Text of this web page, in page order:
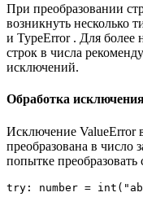
При преобразовании
возникнуть несколько
и TypeError . Для более
строк в числа
исключений.
Обработка
Исключение ValueError
преобразована в число
попытке преобразовать
try: number =